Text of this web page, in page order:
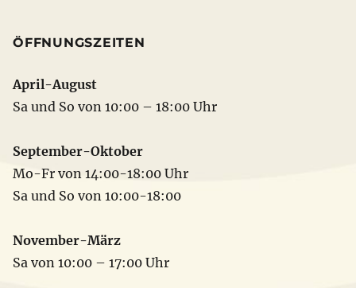
ÖFFNUNGSZEITEN
April-August
Sa und So von 10:00 – 18:00 Uhr
September-Oktober
Mo-Fr von 14:00-18:00 Uhr
Sa und So von 10:00-18:00
November-März
Sa von 10:00 – 17:00 Uhr